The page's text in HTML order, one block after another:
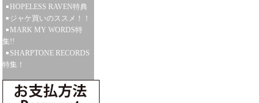
HOPELESS RAVEN特典
ジャケ買いのススメ！！
MARK MY WORDS特
集!!
SHARPTONE RECORDS
特集！